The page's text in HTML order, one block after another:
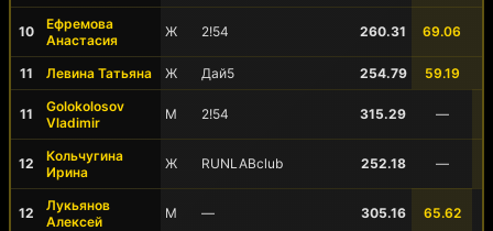
10
Ефремова
Анастасия
Ж 2!54 260.31 69.06
11 Левина Татьяна Ж Дай5 254.79 59.19
11
Golokolosov
Vladimir
М 2!54 315.29 —
12
Кольчугина
Ирина
Ж RUNLABclub 252.18 —
12
Лукьянов
Алексей
М — 305.16 65.62